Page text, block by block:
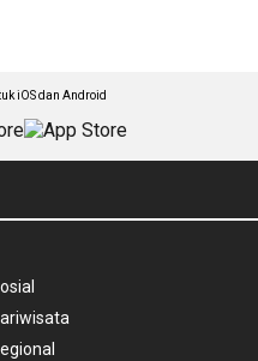
iOS dan Android